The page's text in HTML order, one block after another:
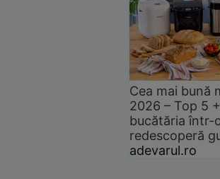
Cea mai bună
2026 – Top 5
bucătăria într-
redescoperă
adevarul.ro